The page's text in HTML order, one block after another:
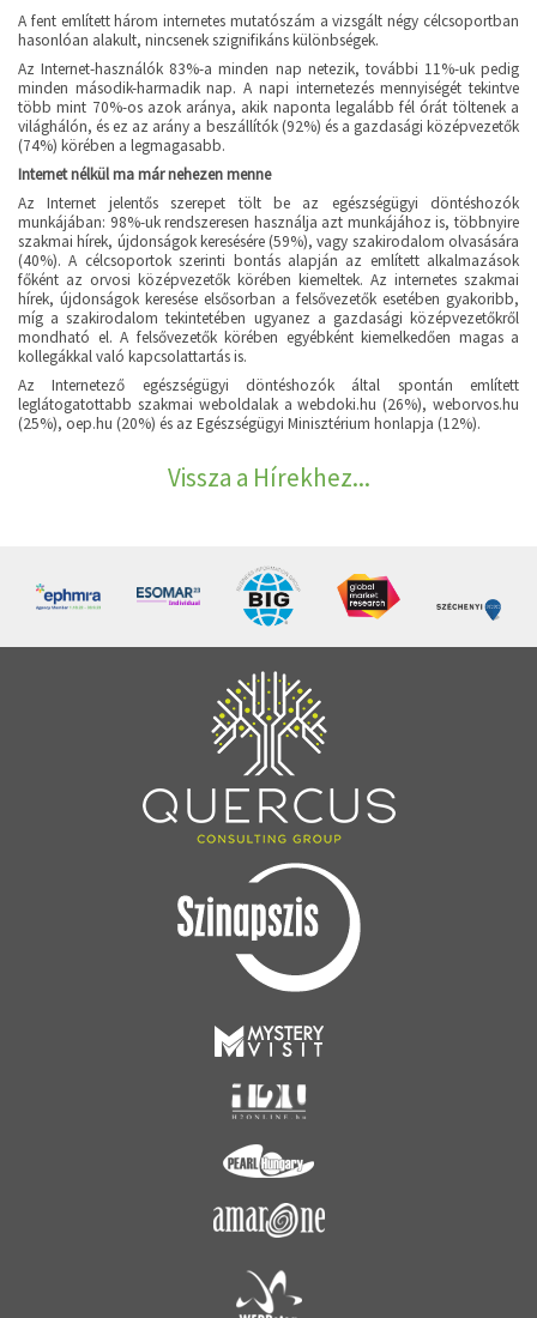
A fent említett három internetes mutatószám a vizsgált négy célcsoportban
hasonlóan alakult, nincsenek szignifikáns különbségek.
Az Internet-használók 83%-a minden nap netezik, további 11%-uk pedig
minden második-harmadik nap. A napi internetezés mennyiségét tekintve
több mint 70%-os azok aránya, akik naponta legalább fél órát töltenek a
világhálón, és ez az arány a beszállítók (92%) és a gazdasági középvezetők
(74%) körében a legmagasabb.
Internet nélkül ma már nehezen menne
Az Internet jelentős szerepet tölt be az egészségügyi döntéshozók
munkájában: 98%-uk rendszeresen használja azt munkájához is, többnyire
szakmai hírek, újdonságok keresésére (59%), vagy szakirodalom olvasására
(40%). A célcsoportok szerinti bontás alapján az említett alkalmazások
főként az orvosi középvezetők körében kiemeltek. Az internetes szakmai
hírek, újdonságok keresése elsősorban a felsővezetők esetében gyakoribb,
míg a szakirodalom tekintetében ugyanez a gazdasági középvezetőkről
mondható el. A felsővezetők körében egyébként kiemelkedően magas a
kollegákkal való kapcsolattartás is.
Az Internetező egészségügyi döntéshozók által spontán említett
leglátogatottabb szakmai weboldalak a webdoki.hu (26%), weborvos.hu
(25%), oep.hu (20%) és az Egészségügyi Minisztérium honlapja (12%).
Vissza a Hírekhez...